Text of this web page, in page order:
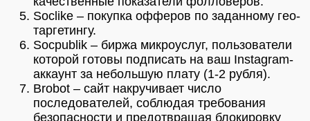
Soclike – покупка офферов по заданному гео-
таргетингу.
Socpublik – биржа микроуслуг, пользователи
которой готовы подписать на ваш Instagram-
аккаунт за небольшую плату (1-2 рубля).
Brobot – сайт накручивает число
последователей, соблюдая требования
безопасности и предотвращая блокировку